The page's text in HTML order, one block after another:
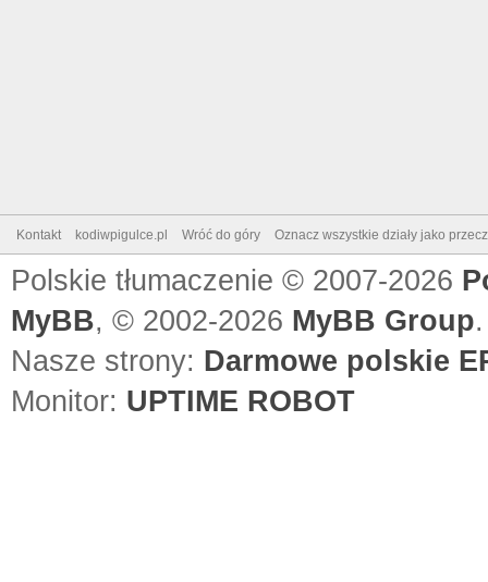
Kontakt kodiwpigulce.pl Wróć do góry Oznacz wszystkie działy jako
Polskie tłumaczenie © 2007-2026
MyBB, © 2002-2026 MyBB Group.
Nasze strony: Darmowe polskie
Monitor: UPTIME ROBOT